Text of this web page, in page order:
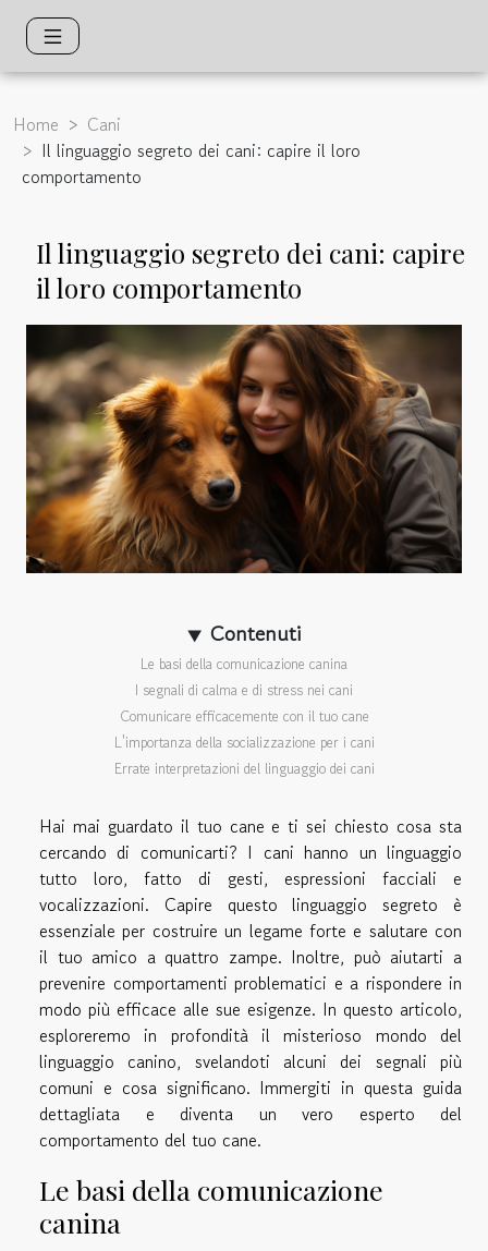
Home
Cani
Il linguaggio segreto dei cani: capire il loro
comportamento
Il linguaggio segreto dei cani: capire
il loro comportamento
Contenuti
Le basi della comunicazione canina
I segnali di calma e di stress nei cani
Comunicare efficacemente con il tuo cane
L'importanza della socializzazione per i cani
Errate interpretazioni del linguaggio dei cani
Hai mai guardato il tuo cane e ti sei chiesto cosa sta
cercando di comunicarti? I cani hanno un linguaggio
tutto loro, fatto di gesti, espressioni facciali e
vocalizzazioni. Capire questo linguaggio segreto è
essenziale per costruire un legame forte e salutare con
il tuo amico a quattro zampe. Inoltre, può aiutarti a
prevenire comportamenti problematici e a rispondere in
modo più efficace alle sue esigenze. In questo articolo,
esploreremo in profondità il misterioso mondo del
linguaggio canino, svelandoti alcuni dei segnali più
comuni e cosa significano. Immergiti in questa guida
dettagliata e diventa un vero esperto del
comportamento del tuo cane.
Le basi della comunicazione
canina